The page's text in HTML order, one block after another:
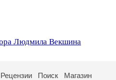
Людмила Векшина
Рецензии Поиск
Магазин